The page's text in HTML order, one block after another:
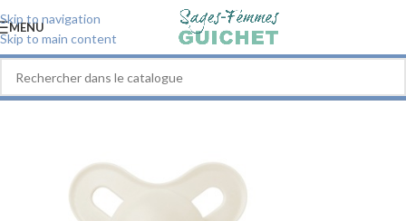
Skip to navigation
Skip to main content
MENU